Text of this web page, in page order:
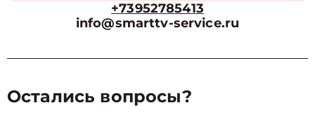
+73952785413
info@smarttv-service.ru
Остались вопросы?